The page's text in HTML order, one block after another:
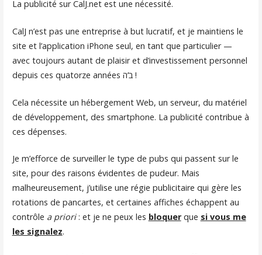
La publicité sur CalJ.net est une nécessité.
CalJ n’est pas une entreprise à but lucratif, et je maintiens le
site et l’application iPhone seul, en tant que particulier —
avec toujours autant de plaisir et d’investissement personnel
depuis ces quatorze années ב’ה !
Cela nécessite un hébergement Web, un serveur, du matériel
de développement, des smartphone. La publicité contribue à
ces dépenses.
Je m’efforce de surveiller le type de pubs qui passent sur le
site, pour des raisons évidentes de pudeur. Mais
malheureusement, j’utilise une régie publicitaire qui gère les
rotations de pancartes, et certaines affiches échappent au
contrôle a priori : et je ne peux les bloquerque si vous me
les signalez.